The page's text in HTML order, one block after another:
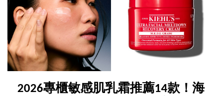
2026專櫃敏感肌乳霜推薦14款！海